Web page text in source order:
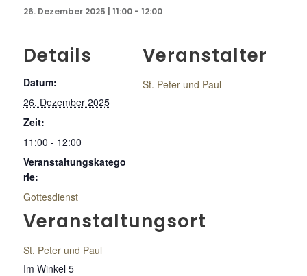
26. Dezember 2025 | 11:00- 12:00
Details
Datum:
26. Dezember 2025
Zeit:
11:00 - 12:00
Veranstaltungskatego
rie:
Gottesdienst
Veranstaltungsort
St. Peter und Paul
Im Winkel 5
Veranstalter
St. Peter und Paul